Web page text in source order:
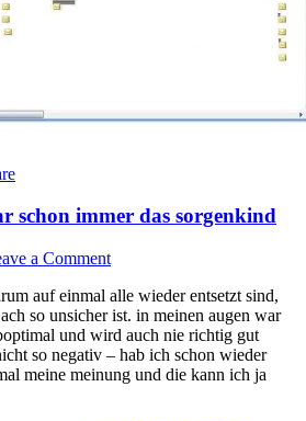
schon immer das sorgenkind
a Commenton
explorer
war
schon
immer
das
auf einmal alle wieder entsetzt sind,
so unsicher ist. in meinen augen war
und wird auch nie richtig gut
so negativ – hab ich schon wieder
meine meinung und die kann ich ja